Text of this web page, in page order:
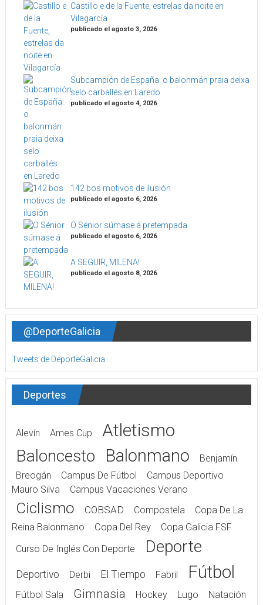
Castillo e de la Fuente, estrelas da noite en
Vilagarcía
publicado el agosto 3, 2026
Subcampión de España: o balonmán praia deixa
selo carballés en Laredo
publicado el agosto 4, 2026
142 bos motivos de ilusión
publicado el agosto 6, 2026
O Sénior súmase á pretempada
publicado el agosto 6, 2026
A SEGUIR, MILENA!
publicado el agosto 8, 2026
@DeporteGalicia
Tweets de DeporteGalicia
Deportes
Alevín Ames Cup Atletismo
Baloncesto Balonmano
Benjamín
Breogán
Campus De Fútbol
Campus Deportivo
Mauro Silva
Campus Vacaciones Verano
Ciclismo COBSAD Compostela
Copa De La
Reina Balonmano
Copa Del Rey
Copa Galicia FSF
Curso De Inglés Con Deporte
Deporte
Deportivo Derbi El Tiempo Fabril Fútbol
Fútbol Sala Gimnasia Hockey Lugo Natación